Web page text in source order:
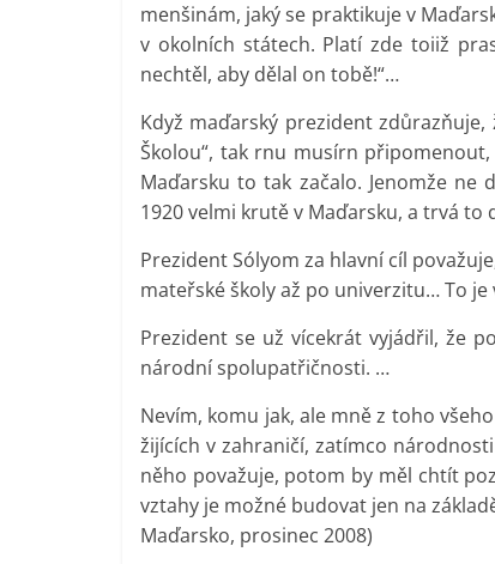
menšinám, jaký se praktikuje v
v okolních státech. Platí zde toiiž
nechtěl, aby dělal on tobě!“…
Když maďarský prezident
Školou“, tak rnu musírn
Maďarsku to tak začalo. Jenomže
1920 velmi krutě v Maďarsku, a trvá
Prezident Sólyom za hlavní cíl
mateřské školy až po univerzitu… To
Prezident se už vícekrát vyjádřil, že
národní spolupatřičnosti. …
Nevím, komu jak, ale mně z toho
žijících v zahraničí, zatímco
něho považuje, potom by měl chtít
vztahy je možné budovat jen na
Maďarsko, prosinec 2008)